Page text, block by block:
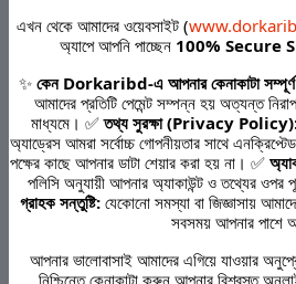
return
Support
এখন থেকে আমাদের ওয়েবসাইট (
অ্যাপে আপনি পাচ্ছেন 100% Secure
✨ কেন Dorkaribd-এ আপনার কেনাকাটা সম্পূর্ণ
আমাদের প্রতিটি পেমেন্ট সম্পন্ন হয় অত্যন্ত
মাধ্যমে। ✅তথ্য সুরক্ষা (Privacy
অ্যাড্রেস আমরা সর্বোচ্চ গোপনীয়তার সাথে
পক্ষের কাছে আপনার ডাটা শেয়ার করা হয় না। ✅
পলিসি অনুযায়ী আপনার অ্যাকাউন্ট ও তথ্যের ওপর
গ্রাহক সন্তুষ্টি: যেকোনো সমস্যা বা জিজ্ঞাসায়
সবসময় আপনার পাশে
আপনার ভালোবাসাই আমাদের এগিয়ে যাওয়ার
নিশ্চিন্তে কেনাকাটা করুন আপনার বিশ্বস্ত